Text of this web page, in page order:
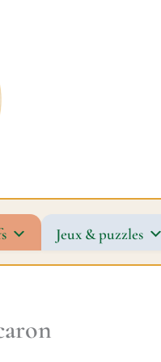
Jeux & puzzles